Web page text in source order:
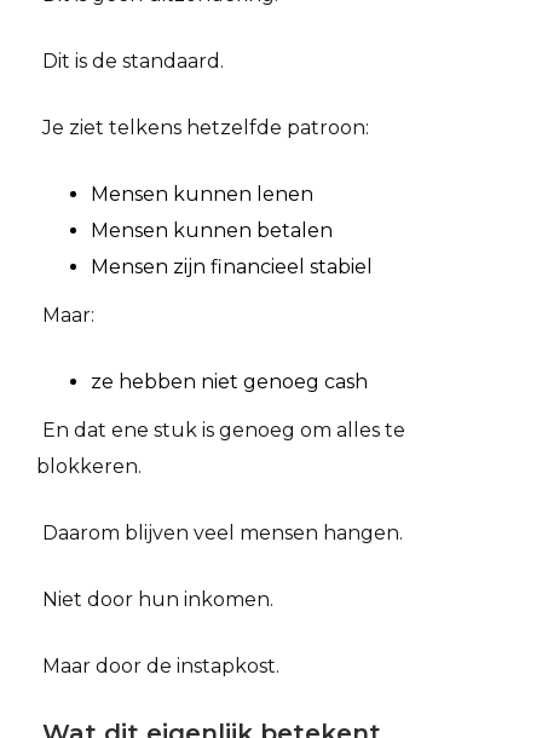
Dit is de standaard.
Je ziet telkens hetzelfde patroon:
Mensen kunnen lenen
Mensen kunnen betalen
Mensen zijn financieel stabiel
Maar:
ze hebben niet genoeg cash
En dat ene stuk is genoeg om alles te
blokkeren.
Daarom blijven veel mensen hangen.
Niet door hun inkomen.
Maar door de instapkost.